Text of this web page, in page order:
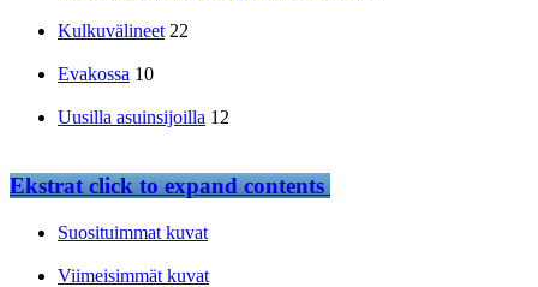
Kulkuvälineet 22
Evakossa 10
Uusilla asuinsijoilla 12
Ekstratclick to expand contents
Suosituimmat kuvat
Viimeisimmät kuvat